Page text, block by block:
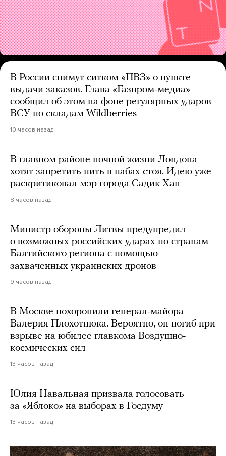
В России снимут ситком «ПВЗ» о пункте
выдачи заказов. Глава «Газпром-медиа»
сообщил об этом на фоне регулярных ударов
ВСУ по складам Wildberries
10 часов назад
В главном районе ночной жизни Лондона
хотят запретить пить в пабах стоя. Идею уже
раскритиковал мэр города Садик Хан
8 часов назад
Министр обороны Литвы предупредил
о возможных российских ударах по странам
Балтийского региона с помощью
захваченных украинских дронов
9 часов назад
В Москве похоронили генерал-майора
Валерия Плохотнюка. Вероятно, он погиб при
взрыве на юбилее главкома Воздушно-
космических сил
13 часов назад
Юлия Навальная призвала голосовать
за «Яблоко» на выборах в Госдуму
13 часов назад